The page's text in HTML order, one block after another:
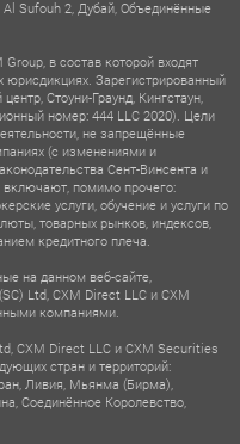
Sufouh 2, Дубай, Объединённые
в состав которой входят
Зарегистрированный
Стоуни-Граунд, Кингстаун,
номер: 444 LLC 2020). Цели
не запрещённые
(с изменениями и
Сент-Винсента и
включают, помимо прочего:
услуги, обучение и услуги по
товарных рынков, индексов,
кредитного плеча.
на данном веб-сайте,
Ltd, CXM Direct LLC и CXM
компаниями.
CXM Direct LLC и CXM Securities
стран и территорий:
Ливия, Мьянма (Бирма),
Соединённое Королевство,